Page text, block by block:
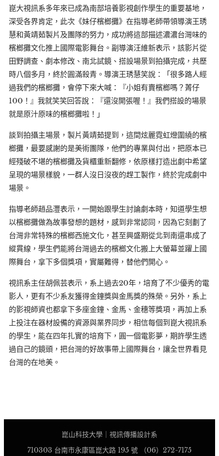
崑大視訊系多年來已成為南部培養影視創作學生的重要基地，
深受各界肯定，此次《妹仔檳榔攤》在指導老師帶領導演王琇
慧和黃靖茹製片及團隊的努力，成功將這部描述濃濃台灣味的
檳榔攤文化推上國際電影舞台。副導演汪維新表示，該影片從
田野調查、劇本修改、南北試鏡、搭設場景到拍攝完成，共歷
時八個多月，終於圓滿殺青。導演王琇慧笑說：「很多路人經
過我們的檳榔攤，會停下來大喊：『小姐有賣檳榔嗎？菁仔
100！』我就笑笑回答說：『還沒開張喔！』我們搭設的場景
就是原汁原味的檳榔攤啦！」
談到拍攝主場景，製片黃靖茹提到，這間炫麗霓虹燈圍繞的檳
榔攤，最要感謝的是美術團隊，他們的專業與付出，把原本已
經殘破不堪的檳榔攤及貨櫃重新翻修，依原樣打造出劇中希望
呈現的場景樣貌，一群人沒日沒夜的趕工製作，終於完成劇中
場景。
指導老師趙品灃表示，一開始跟學生討論劇本時，知道學生想
以檳榔攤做為故事發想的題材，感到非常認同，因為它刻劃了
台灣非常特殊的檳榔西施文化，甚至興盛期從北到南還串成了
縱貫線，學生們能將台灣過去的檳榔文化搬上大螢幕並躍上國
際舞台，拿下多個獎項，實屬難得，替他們開心。
視訊系主任胡佩芸表示，系上過去20年，培育了不少優秀的電
影人，更有不少系友獲得金鐘獎與金馬獎的殊榮。另外，系上
的影視師資也都拿下多座金鐘、金馬、金穗等獎項，再加上系
上投注在器材設備的資源與業界同步，相信每個到崑大視訊系
的學生，能在四年扎實的培育下，圓一個電影夢，期許學生透
過自己的鏡頭，把台灣的好故事帶上國際舞台，讓全世界看見
台灣的在地美。
崑山科技大學｜視訊傳播設計系
710303 台南市永康區崑大路 195 號 （06）272-7175